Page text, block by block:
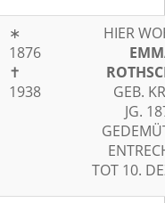
∗
1876
✝
1938
HIER
GEB.
JG.
TOT 10.